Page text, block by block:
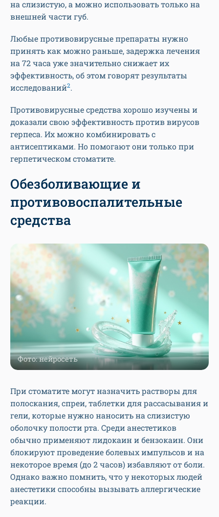
на слизистую, а можно использовать только на
внешней части губ.
Любые противовирусные препараты нужно
принять как можно раньше, задержка лечения
на 72 часа уже значительно снижает их
эффективность, об этом говорят результаты
исследований2.
Противовирусные средства хорошо изучены и
доказали свою эффективность против вирусов
герпеса. Их можно комбинировать с
антисептиками. Но помогают они только при
герпетическом стоматите.
Обезболивающие и
противовоспалительные
средства
Фото: нейросеть
При стоматите могут назначить растворы для
полоскания, спреи, таблетки для рассасывания и
гели, которые нужно наносить на слизистую
оболочку полости рта. Среди анестетиков
обычно применяют лидокаин и бензокаин. Они
блокируют проведение болевых импульсов и на
некоторое время (до 2 часов) избавляют от боли.
Однако важно помнить, что у некоторых людей
анестетики способны вызывать аллергические
реакции.